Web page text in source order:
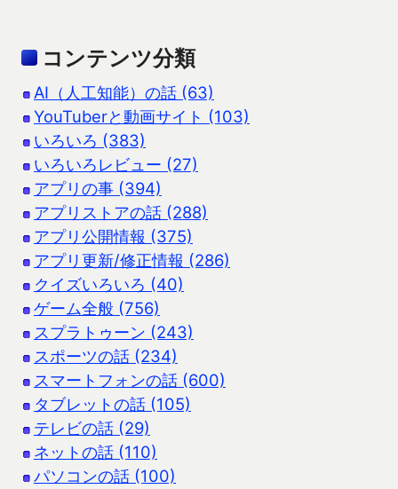
コンテンツ分類
AI（人工知能）の話 (63)
YouTuberと動画サイト (103)
いろいろ (383)
いろいろレビュー (27)
アプリの事 (394)
アプリストアの話 (288)
アプリ公開情報 (375)
アプリ更新/修正情報 (286)
クイズいろいろ (40)
ゲーム全般 (756)
スプラトゥーン (243)
スポーツの話 (234)
スマートフォンの話 (600)
タブレットの話 (105)
テレビの話 (29)
ネットの話 (110)
パソコンの話 (100)